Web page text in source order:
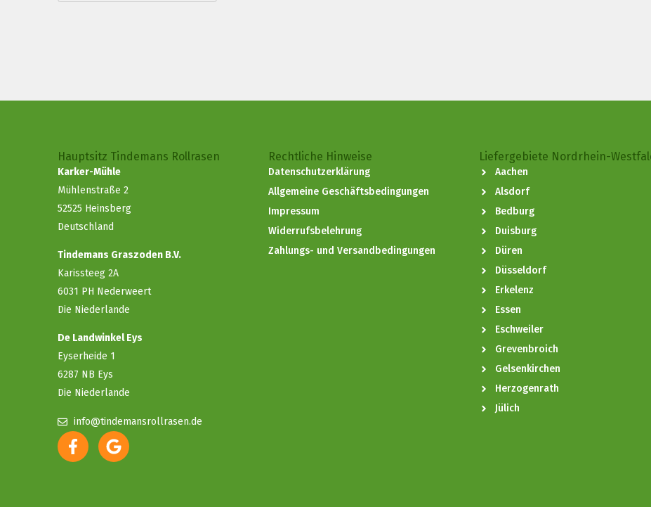
Hauptsitz Tindemans Rollrasen
Karker-Mühle
Mühlenstraße 2
52525 Heinsberg
Deutschland
Tindemans Graszoden B.V.
Karissteeg 2A
6031 PH Nederweert
Die Niederlande
De Landwinkel Eys
Eyserheide 1
6287 NB Eys
Die Niederlande
info@tindemansrollrasen.de
Rechtliche Hinweise
Datenschutzerklärung
Allgemeine Geschäftsbedingungen
Impressum
Widerrufsbelehrung
Zahlungs- und Versandbedingungen
Liefergebiete Nordrhein-
Aachen
Alsdorf
Bedburg
Duisburg
Düren
Düsseldorf
Erkelenz
Essen
Eschweiler
Grevenbroich
Gelsenkirchen
Herzogenrath
Jülich